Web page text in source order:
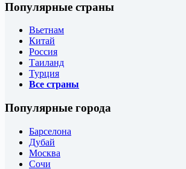
Популярные страны
Вьетнам
Китай
Россия
Таиланд
Турция
Все страны
Популярные города
Барселона
Дубай
Москва
Сочи